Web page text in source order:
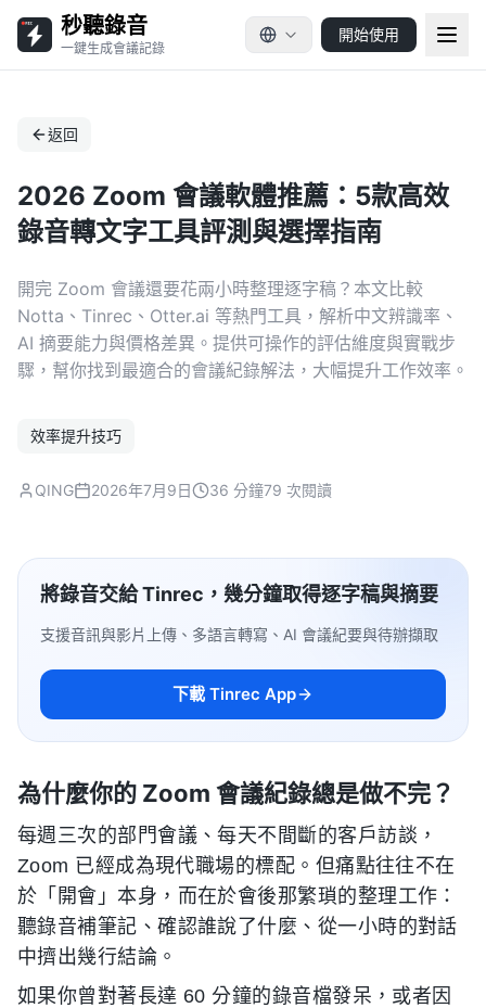
秒聽錄音
一鍵生成會議記錄
開始使用
返回
2026 Zoom 會議軟體推薦：5款高效
錄音轉文字工具評測與選擇指南
開完 Zoom 會議還要花兩小時整理逐字稿？本文比較
Notta、Tinrec、Otter.ai 等熱門工具，解析中文辨識率、
AI 摘要能力與價格差異。提供可操作的評估維度與實戰步
驟，幫你找到最適合的會議紀錄解法，大幅提升工作效率。
效率提升技巧
QING 2026年7月9日 36 分鐘79 次閱讀
將錄音交給 Tinrec，幾分鐘取得逐字稿與摘要
支援音訊與影片上傳、多語言轉寫、AI 會議紀要與待辦擷取
下載 Tinrec App
為什麼你的 Zoom 會議紀錄總是做不完？
每週三次的部門會議、每天不間斷的客戶訪談，
Zoom 已經成為現代職場的標配。但痛點往往不在
於「開會」本身，而在於會後那繁瑣的整理工作：
聽錄音補筆記、確認誰說了什麼、從一小時的對話
中擠出幾行結論。
如果你曾對著長達 60 分鐘的錄音檔發呆，或者因